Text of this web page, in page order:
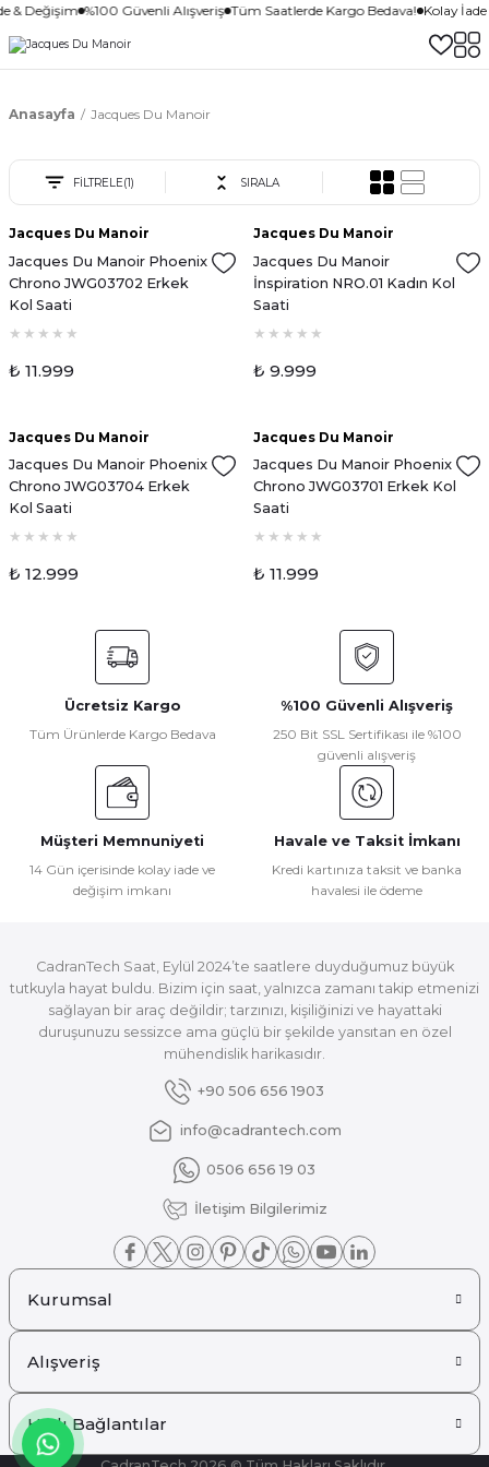
& Değişim %100 Güvenli Alışveriş Tüm Saatlerde Kargo Bedava! Kolay
Anasayfa Jacques Du Manoir
FİLTRELE(1) SIRALA
Jacques Du Manoir
Jacques Du Manoir Phoenix
Chrono JWG03702 Erkek
Kol Saati
₺ 11.999
Jacques Du Manoir
Jacques Du Manoir
İnspiration NRO.01 Kadın Kol
Saati
₺ 9.999
Jacques Du Manoir
Jacques Du Manoir Phoenix
Chrono JWG03704 Erkek
Kol Saati
₺ 12.999
Jacques Du Manoir
Jacques Du Manoir Phoenix
Chrono JWG03701 Erkek Kol
Saati
₺ 11.999
Ücretsiz Kargo
Tüm Ürünlerde Kargo Bedava
%100 Güvenli Alışveriş
250 Bit SSL Sertifikası ile %100
güvenli alışveriş
Müşteri Memnuniyeti
14 Gün içerisinde kolay iade ve
değişim imkanı
Havale ve Taksit İmkanı
Kredi kartınıza taksit ve banka
havalesi ile ödeme
CadranTech Saat, Eylül 2024’te saatlere duyduğumuz büyük
tutkuyla hayat buldu. Bizim için saat, yalnızca zamanı takip etmenizi
sağlayan bir araç değildir; tarzınızı, kişiliğinizi ve hayattaki
duruşunuzu sessizce ama güçlü bir şekilde yansıtan en özel
mühendislik harikasıdır.
+90 506 656 1903
info@cadrantech.com
0506 656 19 03
İletişim Bilgilerimiz
Kurumsal
Alışveriş
Hızlı Bağlantılar